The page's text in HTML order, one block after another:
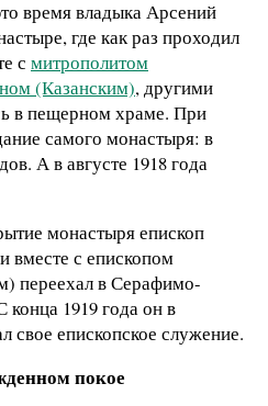
время владыка Арсений
где как раз проходил
с митрополитом
(Казанским), другими
в пещерном храме. При
самого монастыря: в
А в августе 1918 года
монастыря епископ
вместе с епископом
переехал в Серафимо-
1919 года он в
свое епископское служение.
покое